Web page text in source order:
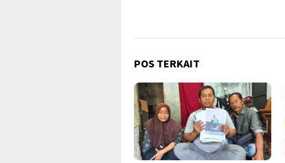
POS TERKAIT